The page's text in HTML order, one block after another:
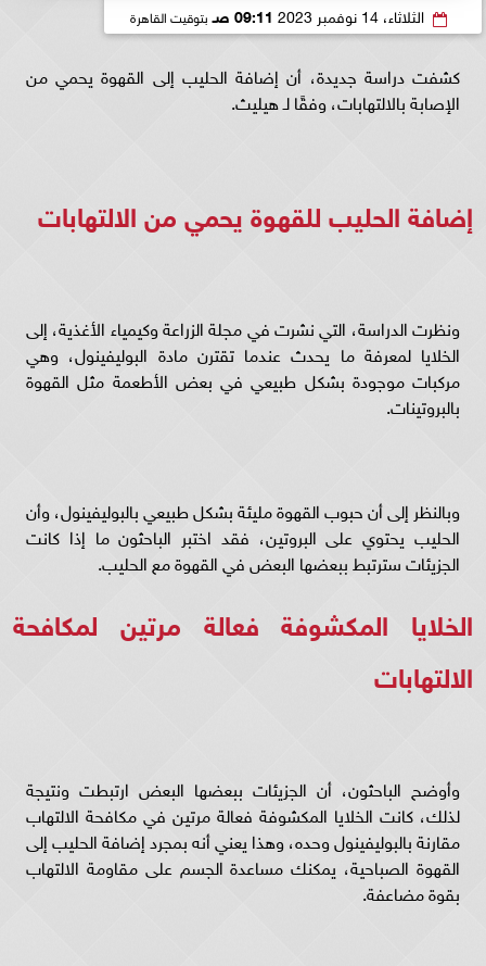
الثلاثاء، 14 نوفمبر 2023 09:11 صـ بتوقيت القاهرة
كشفت دراسة جديدة، أن إضافة الحليب إلى القهوة يحمي من
الإصابة بالالتهابات، وفقًا لـ هيليث.
إضافة الحليب للقهوة يحمي من الالتهابات
ونظرت الدراسة، التي نشرت في مجلة الزراعة وكيمياء الأغذية، إلى
الخلايا لمعرفة ما يحدث عندما تقترن مادة البوليفينول، وهي
مركبات موجودة بشكل طبيعي في بعض الأطعمة مثل القهوة
بالبروتينات.
وبالنظر إلى أن حبوب القهوة مليئة بشكل طبيعي بالبوليفينول، وأن
الحليب يحتوي على البروتين، فقد اختبر الباحثون ما إذا كانت
الجزيئات سترتبط ببعضها البعض في القهوة مع الحليب.
الخلايا المكشوفة فعالة مرتين لمكافحة
الالتهابات
وأوضح الباحثون، أن الجزيئات ببعضها البعض ارتبطت ونتيجة
لذلك، كانت الخلايا المكشوفة فعالة مرتين في مكافحة الالتهاب
مقارنة بالبوليفينول وحده، وهذا يعني أنه بمجرد إضافة الحليب إلى
القهوة الصباحية، يمكنك مساعدة الجسم على مقاومة الالتهاب
بقوة مضاعفة.